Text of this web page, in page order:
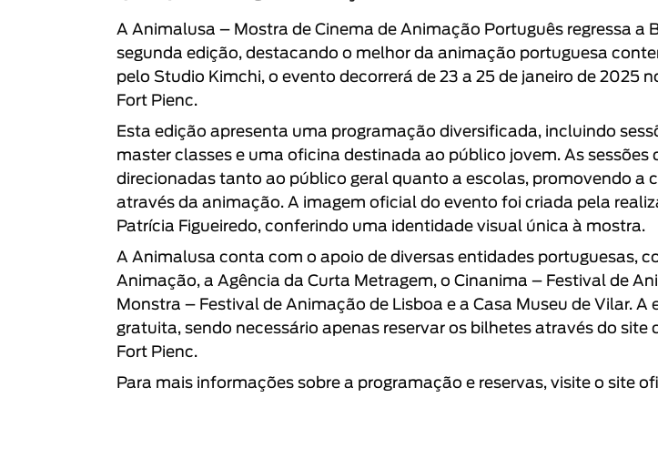
A Animalusa – Mostra de Cinema de Animação Portuguêsregressa a
segunda edição, destacando o melhor da animação portuguesa
pelo Studio Kimchi, o evento decorrerá de 23 a 25 de janeiro de 2025
Fort Pienc.
Esta edição apresenta uma programação diversificada, incluindo
master classes e uma oficina destinada ao público jovem. As sessões
direcionadas tanto ao público geral quanto a escolas, promovendo a
através da animação. A imagem oficial do evento foi criada pela
Patrícia Figueiredo, conferindo uma identidade visual única à mostra.
A Animalusa conta com o apoio de diversas entidades portuguesas,
Animação, a Agência da Curta Metragem, o Cinanima – Festival de
Monstra – Festival de Animação de Lisboa e a Casa Museu de Vilar. A
gratuita, sendo necessário apenas reservar os bilhetes através do site
Fort Pienc.
Para mais informações sobre a programação e reservas, visite o site